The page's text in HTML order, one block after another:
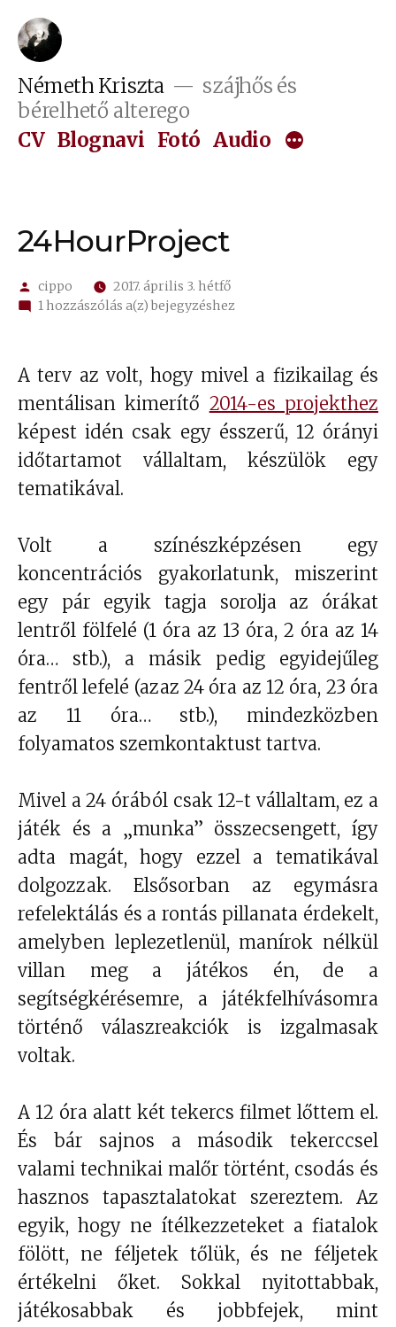
Tartalomhoz
Németh Kriszta
szájhős és
bérelhető alterego
CV Blognavi Fotó Audio
24HourProject
Szerző:
cippo
2017. április 3. hétfő
1 hozzászólás a(z) 24HourProject
bejegyzéshez
A terv az volt, hogy mivel a fizikailag és
mentálisan kimerítő 2014-es projekthez
képest idén csak egy ésszerű, 12 órányi
időtartamot vállaltam, készülök egy
tematikával.
Volt a színészképzésen egy
koncentrációs gyakorlatunk, miszerint
egy pár egyik tagja sorolja az órákat
lentről fölfelé (1 óra az 13 óra, 2 óra az 14
óra… stb.), a másik pedig egyidejűleg
fentről lefelé (azaz 24 óra az 12 óra, 23 óra
az 11 óra… stb.), mindezközben
folyamatos szemkontaktust tartva.
Mivel a 24 órából csak 12-t vállaltam, ez a
játék és a „munka” összecsengett, így
adta magát, hogy ezzel a tematikával
dolgozzak. Elsősorban az egymásra
refelektálás és a rontás pillanata érdekelt,
amelyben leplezetlenül, manírok nélkül
villan meg a játékos én, de a
segítségkérésemre, a játékfelhívásomra
történő válaszreakciók is izgalmasak
voltak.
A 12 óra alatt két tekercs filmet lőttem el.
És bár sajnos a második tekerccsel
valami technikai malőr történt, csodás és
hasznos tapasztalatokat szereztem. Az
egyik, hogy ne ítélkezzeteket a fiatalok
fölött, ne féljetek tőlük, és ne féljetek
értékelni őket. Sokkal nyitottabbak,
játékosabbak és jobbfejek, mint